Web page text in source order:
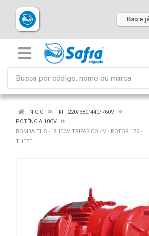
Baixe
INÍCIO
TRIF 220/380/440/760V
POTÊNCIA 10CV
BOMBA THSI-18 10CV TRIFÁSICO 4V - ROTOR 179 -
THEBE